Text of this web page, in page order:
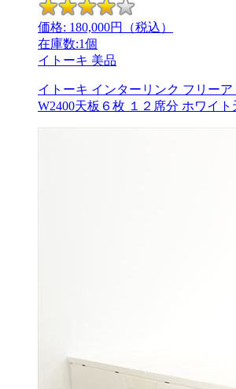
価格: 180,000円（税込）
在庫数:1個
イトーキ 美品
イトーキ インターリンク フリーア
W2400天板６枚 １２席分 ホワイト